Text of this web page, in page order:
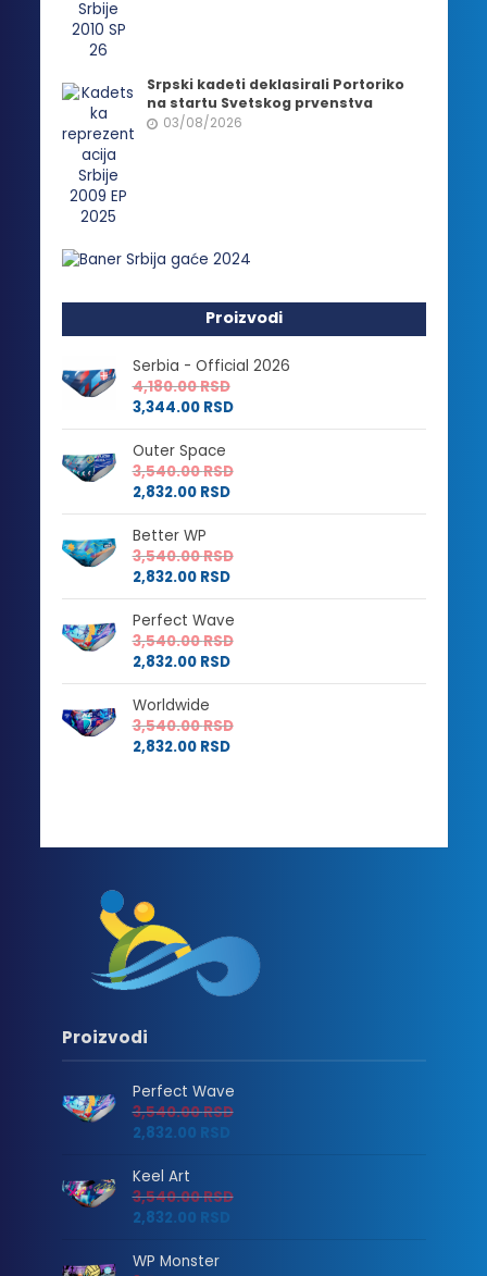
Srpski kadeti deklasirali Portoriko
na startu Svetskog prvenstva
03/08/2026
Proizvodi
Serbia - Official 2026
4,180.00RSD
3,344.00 RSD
Outer Space
3,540.00RSD
2,832.00 RSD
Better WP
3,540.00RSD
2,832.00 RSD
Perfect Wave
3,540.00RSD
2,832.00 RSD
Worldwide
3,540.00RSD
2,832.00 RSD
Proizvodi
Perfect Wave
3,540.00RSD
2,832.00 RSD
Keel Art
3,540.00RSD
2,832.00 RSD
WP Monster